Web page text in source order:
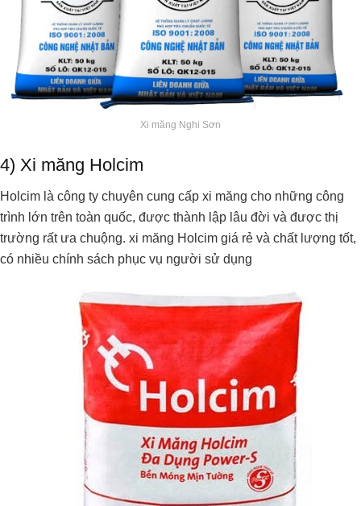
Xi măng Nghi Sơn
4) Xi măng Holcim
Holcim là công ty chuyên cung cấp xi măng cho những công
trình lớn trên toàn quốc, được thành lập lâu đời và được thị
trường rất ưa chuộng. xi măng Holcim giá rẻ và chất lượng tốt,
có nhiều chính sách phục vụ người sử dụng